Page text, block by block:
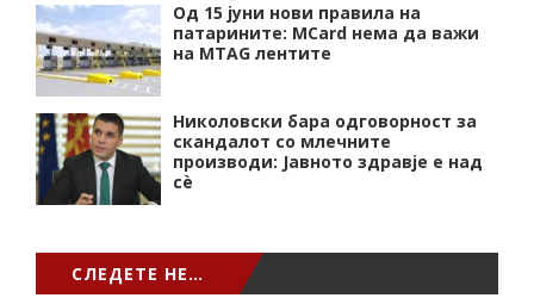
Од 15 јуни нови правила на
патарините: MCard нема да важи
на MTAG лентите
Николовски бара одговорност за
скандалот со млечните
производи: Јавното здравје е над
сѐ
СЛЕДЕТЕ НЕ…